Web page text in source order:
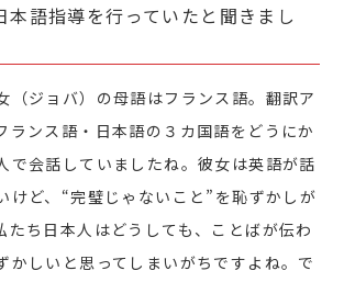
本語指導を行っていたと聞きまし
（ジョバ）の母語はフランス語。翻訳ア
ランス語・日本語の３カ国語をどうにか
で会話していましたね。彼女は英語が話
けど、“完璧じゃないこと”を恥ずかしが
たち日本人はどうしても、ことばが伝わ
かしいと思ってしまいがちですよね。で